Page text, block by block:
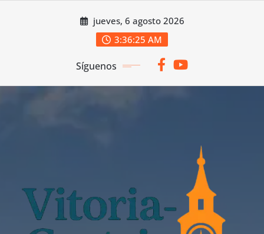
jueves, 6 agosto 2026
3:36:26 AM
Síguenos